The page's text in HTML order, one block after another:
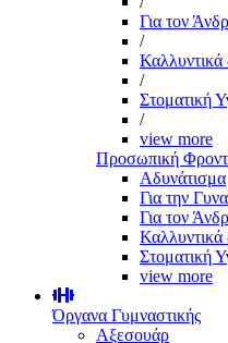
Για τον
/
/
Στοματική
/
view more
Προσωπική
Αδυνάτισμα
Για την
Για τον
Στοματική
view more
Όργανα Γυμναστικής
Αξεσουάρ